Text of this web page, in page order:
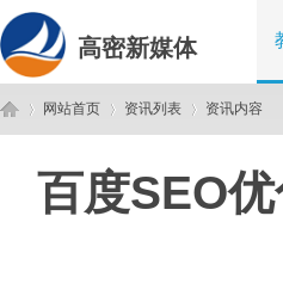
高密新媒体
网站首页
›
资讯列表
›
资讯内容
百度SEO